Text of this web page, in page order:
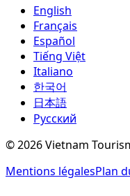
English
Français
Español
Tiếng Việt
Italiano
한국어
日本語
Русский
©2026Vietnam
Mentions légalesPlan